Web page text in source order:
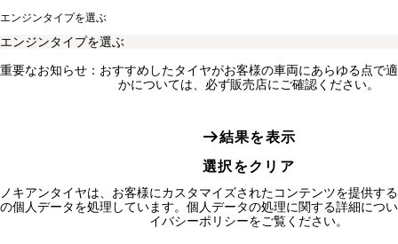
エンジンタイプを選ぶ
重要なお知らせ：おすすめしたタイヤがお客様の車両にあらゆる点で
かについては、必ず販売店にご確認ください。
結果を表示
選択をクリア
ノキアンタイヤは、お客様にカスタマイズされたコンテンツを提供す
の個人データを処理しています。個人データの処理に関する詳細につ
イバシーポリシーをご覧ください。